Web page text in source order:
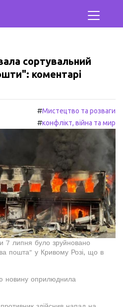
сортувальний
коментарі
#Мистецтво та розваги
#конфлікт, війна та мир
7 липня було зруйновано
пошта" у Кривому Розі, що в
новину оприлюднила